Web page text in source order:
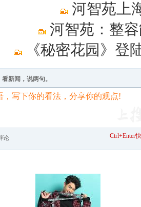
河智苑上
河智苑：整
《秘密花园》登
新闻，说两句。
论 Ctrl+Enter